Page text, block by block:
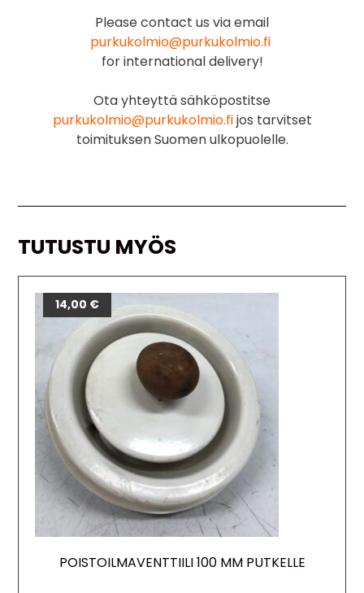
Please contact us via email
purkukolmio@purkukolmio.fi
for international delivery!
Ota yhteyttä sähköpostitse
purkukolmio@purkukolmio.fijos tarvitset
toimituksen Suomen ulkopuolelle.
TUTUSTU MYÖS
POISTOILMAVENTTIILI 100 MM PUTKELLE
14,00 €